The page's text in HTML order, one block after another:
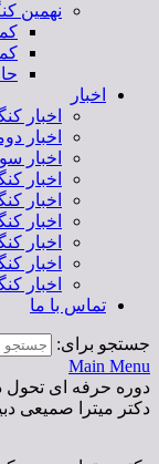
نهمین
اخبار
اخبار
اخبار
اخبار
اخبار
اخبار
اخبار
اخبار
اخبار
اخبار
تماس با ما
جستجو برای:
Main Menu
دوره حرفه ای تحول
دکتر میترا صمیعی